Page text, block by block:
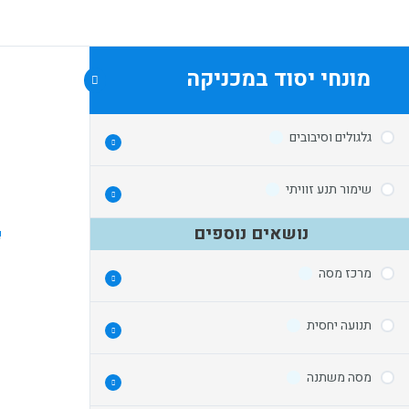
מונחי יסוד במכניקה
גלגולים וסיבובים
גלגול ללא החלקה
יתרונות הגלגול ללא החלקה
מכונת אטווד עם דסקה
שימור תנע זוויתי
—– תיאוריה —–
מומנט התמד / מומנט אינרציה
———-תרגילים———–
נושאים נוספים
מרכז מסה
מרכז מסה / מרכז הכובד
תנועה יחסית
מסה משתנה